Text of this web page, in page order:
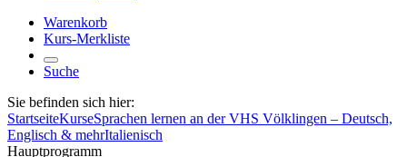
Warenkorb
Kurs-Merkliste
Suche
Sie befinden sich hier:
StartseiteKurseSprachen lernen an der VHS Völklingen – Deutsch,
Englisch & mehrItalienisch
Hauptprogramm